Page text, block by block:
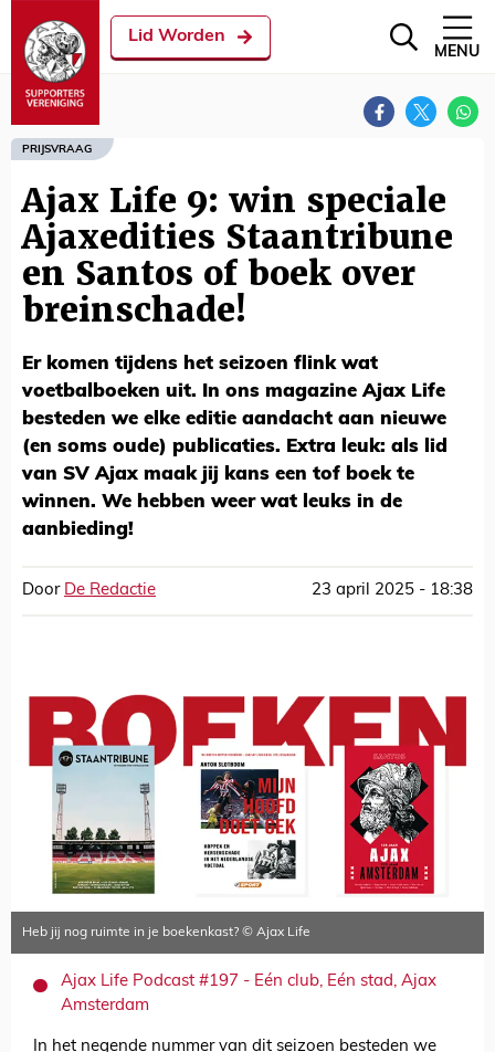
Lid Worden
MENU
PRIJSVRAAG
Ajax Life 9: win speciale
Ajaxedities Staantribune
en Santos of boek over
breinschade!
Er komen tijdens het seizoen flink wat
voetbalboeken uit. In ons magazine Ajax Life
besteden we elke editie aandacht aan nieuwe
(en soms oude) publicaties. Extra leuk: als lid
van SV Ajax maak jij kans een tof boek te
winnen. We hebben weer wat leuks in de
aanbieding!
Door De Redactie 23 april 2025 - 18:38
Heb jij nog ruimte in je boekenkast? © Ajax Life
Ajax Life Podcast #197 - Eén club, Eén stad, Ajax
Amsterdam
In het negende nummer van dit seizoen besteden we